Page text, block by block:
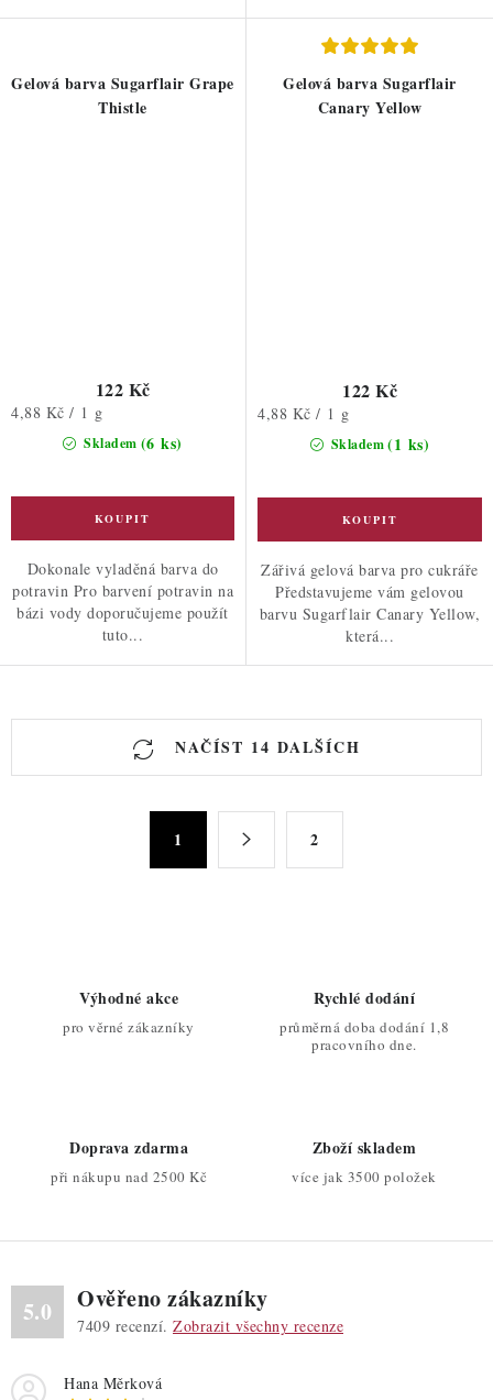
Gelová barva Sugarflair Grape
Thistle
Skladem (6 ks)
122 Kč
Měrná
4,88 Kč / 1 g
Dokonale vyladěná barva do
potravin Pro barvení potravin na
bázi vody doporučujeme použít
tuto...
Gelová barva Sugarflair
Canary Yellow
Skladem(1 ks)
122 Kč
Měrná
4,88 Kč / 1 g
Zářivá gelová barva pro cukráře
Představujeme vám gelovou
barvu Sugarflair Canary Yellow,
která...
O
l
u
NAČÍST 14 DALŠÍCH
1 2
Výhodné akce
pro věrné zákazníky
Rychlé dodání
průměrná doba dodání 1,8
pracovního dne.
Doprava zdarma
při nákupu nad 2500 Kč
Zboží skladem
více jak 3500 položek
5.0 Ověřeno zákazníky
7409 recenzí. Zobrazit všechny recenze
Hana Měrková